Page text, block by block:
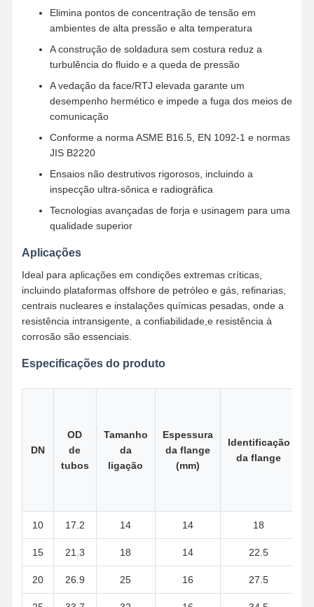
Casa
Todos Os
Casos
Encaixes de tubulação forjados de aço inoxidável
Flanges de aço inoxidável
Elimina pontos de concentração de tensão em
ambientes de alta pressão e alta temperatura
A construção de soldadura sem costura reduz a
turbulência do fluido e a queda de pressão
A vedação da face/RTJ elevada garante um
desempenho hermético e impede a fuga dos meios de
comunicação
Conforme a norma ASME B16.5, EN 1092-1 e normas
JIS B2220
Ensaios não destrutivos rigorosos, incluindo a
inspecção ultra-sônica e radiográfica
Tecnologias avançadas de forja e usinagem para uma
qualidade superior
Aplicações
Ideal para aplicações em condições extremas críticas,
incluindo plataformas offshore de petróleo e gás, refinarias,
centrais nucleares e instalações químicas pesadas, onde a
resistência intransigente, a confiabilidade,e resistência à
corrosão são essenciais.
Especificações do produto
DN
OD
de
tubos
Tamanho
da
ligação
Espessura
da flange
(mm)
Identificação
da flange
10 17.2 14 14 18
15 21.3 18 14 22.5
20 26.9 25 16 27.5